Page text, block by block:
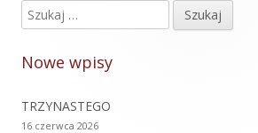
Główny
panel
boczny
Szukaj:
Nowe wpisy
TRZYNASTEGO
16 czerwca 2026